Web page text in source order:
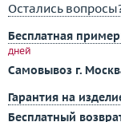
Остались
Бесплатная
дней
Самовывоз г.
Гарантия на
Бесплатный